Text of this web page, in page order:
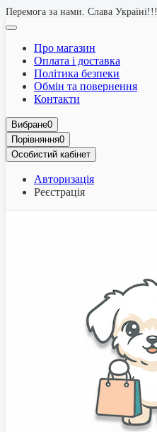
Перемога за нами. Слава Україні!!!
Про магазин
Оплата і доставка
Політика безпеки
Обмін та повернення
Контакти
Вибране0
Порівняння0
Особистий кабінет
Авторизація
Реєстрація